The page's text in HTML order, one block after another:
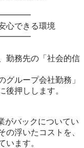
心できる環境
勤務先の「社会的信
グループ会社勤務」
後押しします。
がバックについてい
の浮いたコストを、
います。